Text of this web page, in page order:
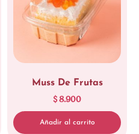
Muss De Frutas
$8.900
Añadir al carrito